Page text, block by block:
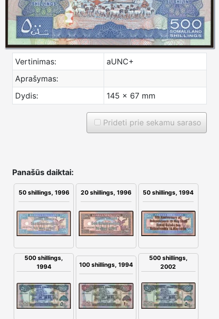
Vertinimas:
aUNC+
Aprašymas:
Dydis:
145 x 67 mm
Prideti prie sekamu saraso
Panašūs daiktai:
50 shillings, 1996 20 shillings, 1996 50 shillings, 1994
500 shillings,
1994
100 shillings, 1994
500 shillings,
2002